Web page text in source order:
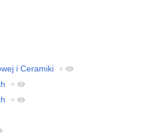
i Ceramiki +
+
+